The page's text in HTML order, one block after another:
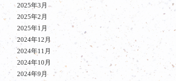
2025年3月
2025年2月
2025年1月
2024年12月
2024年11月
2024年10月
2024年9月